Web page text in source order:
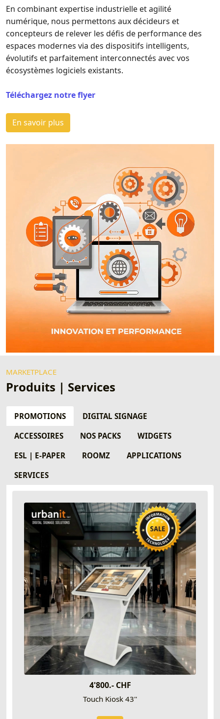
En combinant expertise industrielle et agilité
numérique, nous permettons aux décideurs et
concepteurs de relever les défis de performance des
espaces modernes via des dispositifs intelligents,
évolutifs et parfaitement interconnectés avec vos
écosystèmes logiciels existants.
Téléchargez notre flyer
En savoir plus
MARKETPLACE
Produits | Services
PROMOTIONS
DIGITAL SIGNAGE
ACCESSOIRES
NOS PACKS
WIDGETS
ESL | E-PAPER
ROOMZ
APPLICATIONS
SERVICES
4'800.- CHF
Touch Kiosk 43''